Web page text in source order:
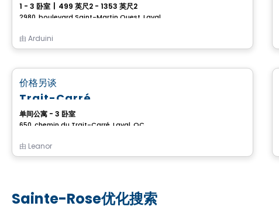
1 - 3 卧室 499 英尺2 - 1353 英尺2
由 Arduini
公寓
价格另谈
Trait-Carré
单间公寓 - 3 卧室
650, chemin du Trait-Carré, Laval, QC
由 Leanor
Sainte-Rose优化搜索